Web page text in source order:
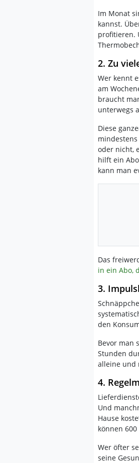
Im Monat
kannst.
profitieren.
2. Zu
Wer kennt
am
braucht
unterwegs
Diese
oder nicht,
hilft ein
kann man
Das
in ein Abo,
3.
den
Bevor man
Stunden
alleine und
4.
Und
Hause
können
Wer öfter
seine